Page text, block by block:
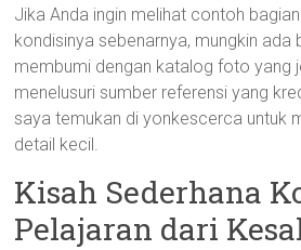
Jika Anda ingin melihat contoh
kondisinya sebenarnya, mungkin ada
membumi dengan katalog foto yang
menelusuri sumber referensi yang
saya temukan di yonkescerca untuk
detail kecil.
Kisah Sederhana
Pelajaran dari